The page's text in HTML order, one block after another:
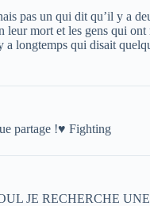
pas un qui dit qu’il y a
leur mort et les gens qui ont
a longtemps qui disait
partage !♥ Fighting
JE RECHERCHE